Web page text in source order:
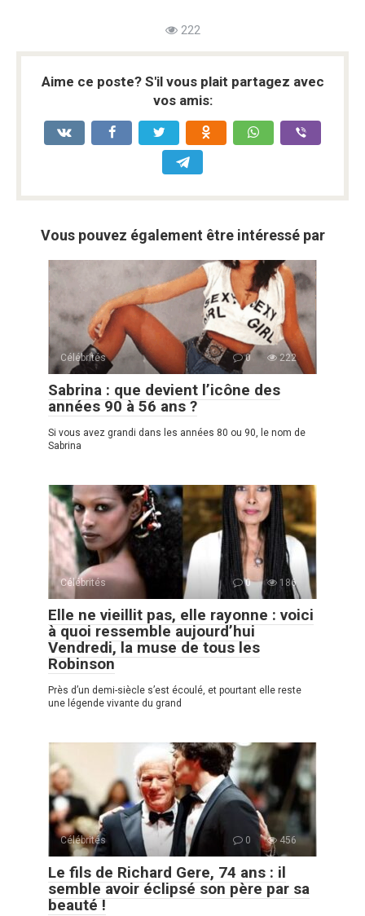
222
Aime ce poste? S'il vous plait partagez avec
vos amis:
Vous pouvez également être intéressé par
Célébrités 0 222
Sabrina : que devient l’icône des
années 90 à 56 ans ?
Si vous avez grandi dans les années 80 ou 90, le nom de
Sabrina
Célébrités 0 186
Elle ne vieillit pas, elle rayonne : voici
à quoi ressemble aujourd’hui
Vendredi, la muse de tous les
Robinson
Près d’un demi-siècle s’est écoulé, et pourtant elle reste
une légende vivante du grand
Célébrités 0 456
Le fils de Richard Gere, 74 ans : il
semble avoir éclipsé son père par sa
beauté !